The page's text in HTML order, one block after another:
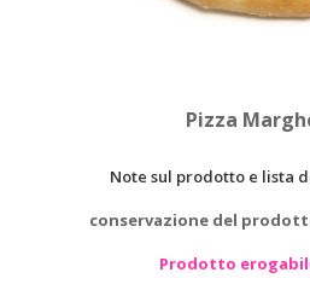
Pizza
Note sul prodotto e lista
conservazione del
Prodotto